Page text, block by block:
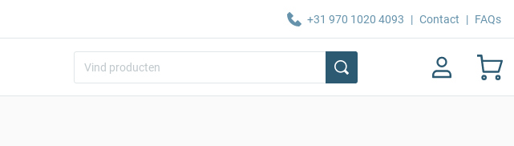
+31 970 1020 4093 | Contact | FAQs